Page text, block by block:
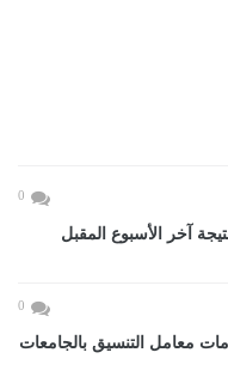
0
آخر الأسبوع المقبل
0
الأولى 2026.. خدمات معامل التنسيق بالجامعات